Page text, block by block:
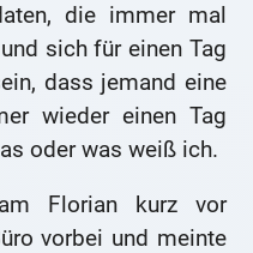
die immer mal
sich für einen Tag
dass jemand eine
wieder einen Tag
oder was weiß ich.
Florian kurz vor
vorbei und meinte